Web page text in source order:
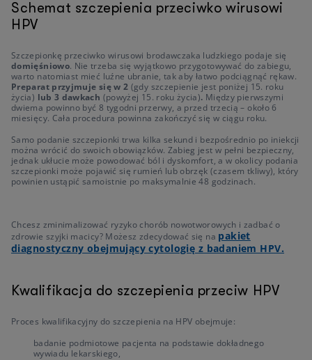
Schemat szczepienia przeciwko wirusowi
HPV
Szczepionkę przeciwko wirusowi brodawczaka ludzkiego podaje się
domięśniowo. Nie trzeba się wyjątkowo przygotowywać do zabiegu,
warto natomiast mieć luźne ubranie, tak aby łatwo podciągnąć rękaw.
Preparat przyjmuje się w 2 (gdy szczepienie jest poniżej 15. roku
życia) lub 3 dawkach (powyżej 15. roku życia). Między pierwszymi
dwiema powinno być 8 tygodni przerwy, a przed trzecią – około 6
miesięcy. Cała procedura powinna zakończyć się w ciągu roku.
Samo podanie szczepionki trwa kilka sekund i bezpośrednio po iniekcji
można wrócić do swoich obowiązków. Zabieg jest w pełni bezpieczny,
jednak ukłucie może powodować ból i dyskomfort, a w okolicy podania
szczepionki może pojawić się rumień lub obrzęk (czasem tkliwy), który
powinien ustąpić samoistnie po maksymalnie 48 godzinach.
Chcesz zminimalizować ryzyko chorób nowotworowych i zadbać o
zdrowie szyjki macicy? Możesz zdecydować się na pakiet
diagnostyczny obejmujący cytologię z badaniem HPV.
Kwalifikacja do szczepienia przeciw HPV
Proces kwalifikacyjny do szczepienia na HPV obejmuje:
badanie podmiotowe pacjenta na podstawie dokładnego
wywiadu lekarskiego,